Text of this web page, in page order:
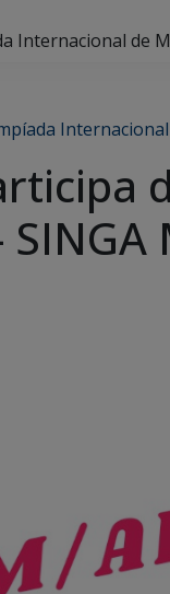
Internacional de